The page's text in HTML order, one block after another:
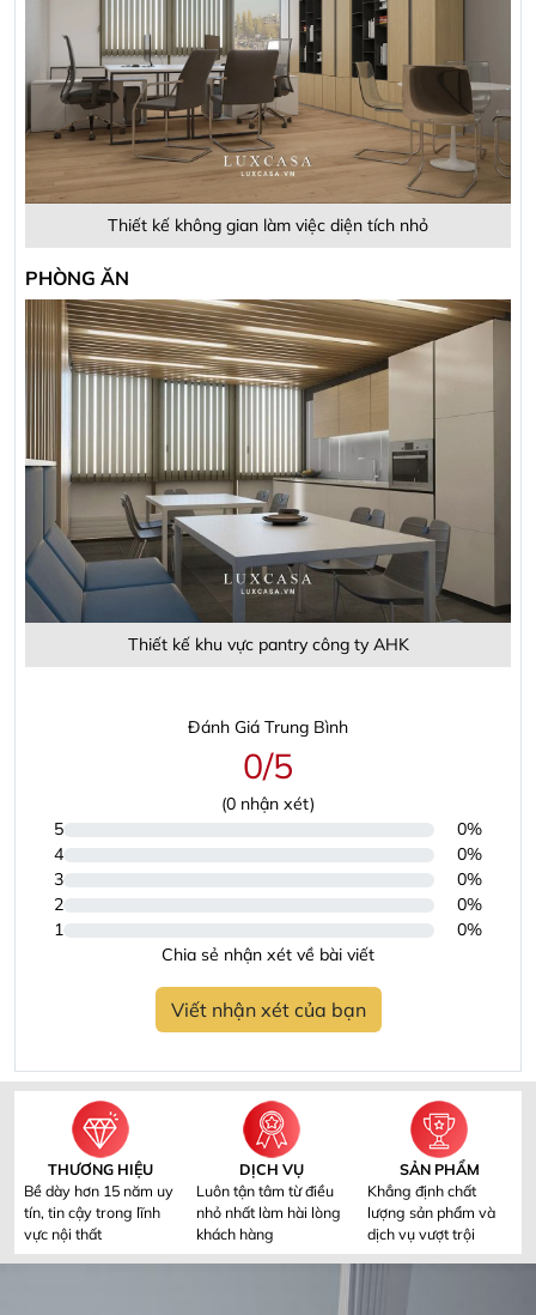
Thiết kế không gian làm việc diện tích nhỏ
PHÒNG ĂN
Thiết kế khu vực pantry công ty AHK
Đánh Giá Trung Bình
0/5
(0 nhận xét)
5
0%
4
0%
3
0%
2
0%
1
0%
Chia sẻ nhận xét về bài viết
Viết nhận xét của bạn
THƯƠNG HIỆU
Bề dày hơn 15 năm uy
tín, tin cậy trong lĩnh
vực nội thất
DỊCH VỤ
Luôn tận tâm từ điều
nhỏ nhất làm hài lòng
khách hàng
SẢN PHẨM
Khẳng định chất
lượng sản phẩm và
dịch vụ vượt trội